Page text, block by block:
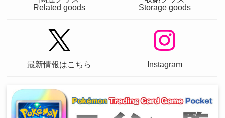
Related goods
Storage goods
最新情報はこちら Instagram